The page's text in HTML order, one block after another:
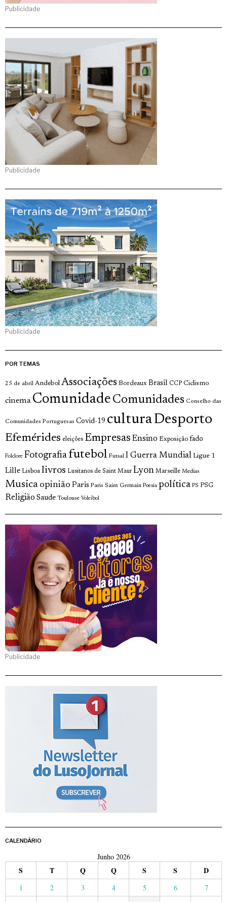
Publicidade
Publicidade
Publicidade
POR TEMAS
25 de abril Andebol Associações Bordeaux Brasil CCP Ciclismo
cinema Comunidade Comunidades Conselho das
Comunidades Portuguesas Covid-19 culturaDesporto
Efemérides eleições Empresas Ensino Exposição fado
Folclore Fotografia futebol Futsal I Guerra Mundial Ligue 1
Lille Lisboa livros Lusitanos de Saint Maur Lyon Marseille Medias
Musica opinião Paris Paris Saint Germain Poesia política PS PSG
Religião Saude Toulouse Voleibol
Publicidade
CALENDÁRIO
Junho 2026
S T Q Q S S D
1 2 3 4 5 6
7